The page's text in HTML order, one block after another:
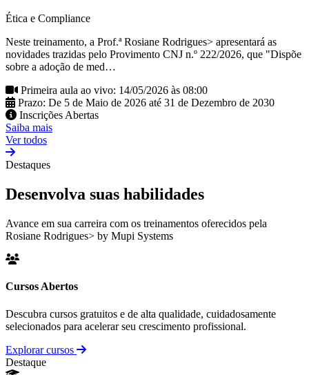
Ética e Compliance
Neste treinamento, a Prof.ª Rosiane Rodrigues> apresentará as
novidades trazidas pelo Provimento CNJ n.º 222/2026, que "Dispõe
sobre a adoção de med…
Primeira aula ao vivo: 14/05/2026 às 08:00
Prazo: De 5 de Maio de 2026 até 31 de Dezembro de 2030
Inscrições Abertas
Saiba mais
Ver todos
Destaques
Desenvolva suas habilidades
Avance em sua carreira com os treinamentos oferecidos pela
Rosiane Rodrigues> by Mupi Systems
Cursos Abertos
Descubra cursos gratuitos e de alta qualidade, cuidadosamente
selecionados para acelerar seu crescimento profissional.
Explorar cursos
Destaque